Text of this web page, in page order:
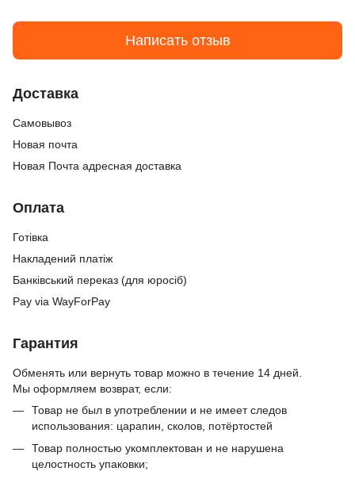
Написать отзыв
Доставка
Cамовывоз
Новая почта
Новая Почта адресная доставка
Оплата
Готівка
Накладений платіж
Банківський переказ (для юросіб)
Pay via WayForPay
Гарантия
Обменять или вернуть товар можно в течение 14 дней.
Мы оформляем возврат, если:
Товар не был в употреблении и не имеет следов
использования: царапин, сколов, потёртостей
Товар полностью укомплектован и не нарушена
целостность упаковки;